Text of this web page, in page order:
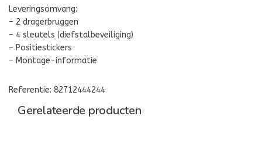
Leveringsomvang:
– 2 dragerbruggen
– 4 sleutels (diefstalbeveiliging)
– Positiestickers
– Montage-informatie
Referentie: 82712444244
Gerelateerde producten